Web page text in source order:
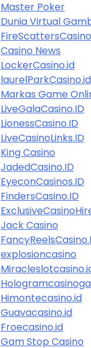
Master Poker
Dunia Virtual
Casino News
LockerCasino.id
laurelParkCasino.id
Markas Game
LiveGalaCasino.ID
LionessCasino.ID
LiveCasinoLinks.ID
King Casino
JadedCasino.ID
EyeconCasinos.ID
FindersCasino.ID
Jack Casino
explosioncasino
Himontecasino.id
Guavacasino.id
Froecasino.id
Gam Stop Casino